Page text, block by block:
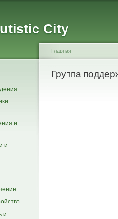
City
и
и
и
You are here
Главная
Группа